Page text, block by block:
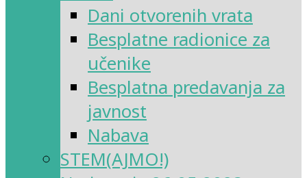
Dani otvorenih vrata
Besplatne radionice za
učenike
Besplatna predavanja za
javnost
Nabava
STEM(AJMO!)